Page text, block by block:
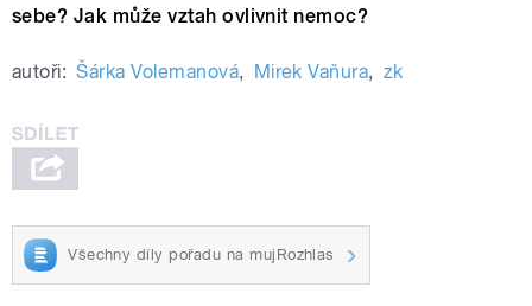
sebe? Jak může vztah ovlivnit nemoc?
autoři: Šárka Volemanová, Mirek Vaňura, zk
Všechny díly pořadu na mujRozhlas